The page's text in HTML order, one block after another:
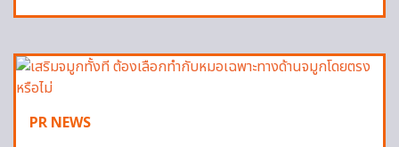
PR NEWS